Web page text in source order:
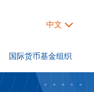
中文
国际货币基金组织